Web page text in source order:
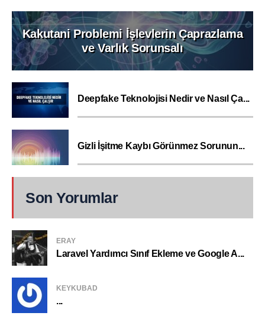
Kakutani Problemi İşlevlerin Çaprazlama
ve Varlık Sorunsalı
Deepfake Teknolojisi Nedir ve Nasıl Ça...
Gizli İşitme Kaybı Görünmez Sorunun...
Son Yorumlar
ERAY
Laravel Yardımcı Sınıf Ekleme ve Google A...
KEYKUBAD
...